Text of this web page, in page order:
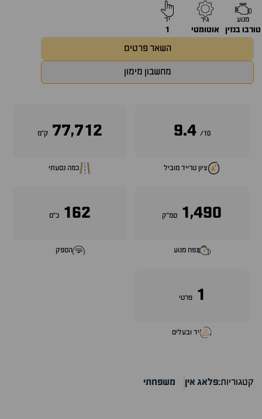
מנוע
טורבו בנזין
גיר
אוטומטי
יד
1
השאר פרטים
מחשבון מימון
10/
9.4
ציון טרייד מוביל
77,712 ק״מ
כמה נסעתי
1,490 סמ״ק
נפח מנוע
162 כ״ס
הספק
1 פרטי
יד ובעלים
קטגוריות:פלאג אין משפחתי